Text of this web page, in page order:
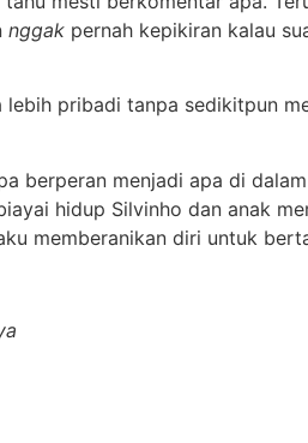
nggak pernah kepikiran kalau
pribadi tanpa sedikitpun
berperan menjadi apa di
hidup Silvinho dan anak
memberanikan diri untuk